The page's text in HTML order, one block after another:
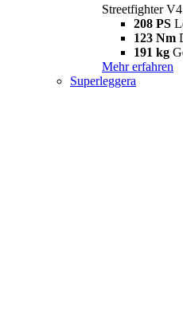
Streetfighter
208 PS
123 Nm
191 kg
Mehr erfahren
Superleggera